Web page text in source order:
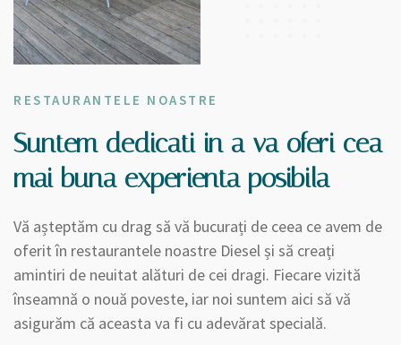
RESTAURANTELE NOASTRE
Suntem dedicati in a va oferi cea
mai buna experienta posibila
Vă așteptăm cu drag să vă bucurați de ceea ce avem de
oferit în restaurantele noastre Diesel și să creați
amintiri de neuitat alături de cei dragi. Fiecare vizită
înseamnă o nouă poveste, iar noi suntem aici să vă
asigurăm că aceasta va fi cu adevărat specială.